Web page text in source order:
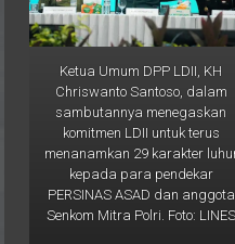
Ketua Umum DPP LDII, KH
Chriswanto Santoso, dalam
sambutannya menegaskan
komitmen LDII untuk terus
menanamkan 29 karakter luhur
kepada para pendekar
PERSINAS ASAD dan anggota
Senkom Mitra Polri. Foto: LINES